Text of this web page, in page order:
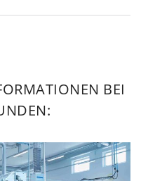
BEI